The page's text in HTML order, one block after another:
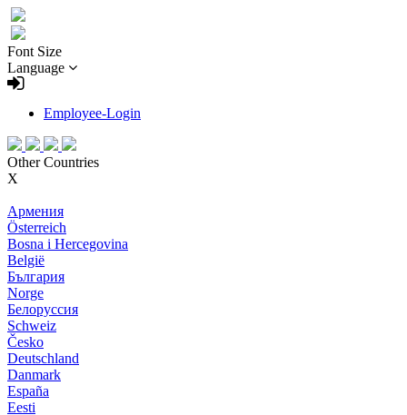
Font Size
Language
Employee-Login
Other Countries
X
Армения
Österreich
Bosna i Hercegovina
België
България
Norge
Белоруссия
Schweiz
Česko
Deutschland
Danmark
España
Eesti